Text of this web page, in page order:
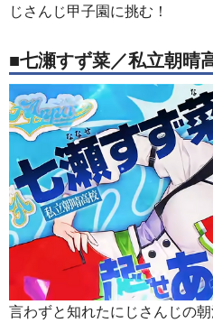
じさんじ甲子園に挑む！
■七瀬すず菜／私立朝晴
言わずと知れたにじさんじの